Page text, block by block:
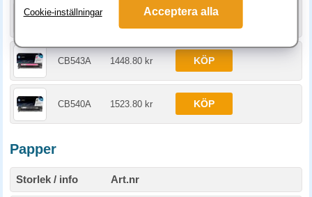
CB542A 1448.80 kr KÖP
CB543A 1448.80 kr KÖP
CB540A 1523.80 kr KÖP
Papper
Storlek / info Art.nr
Cookie-inställningar Acceptera alla